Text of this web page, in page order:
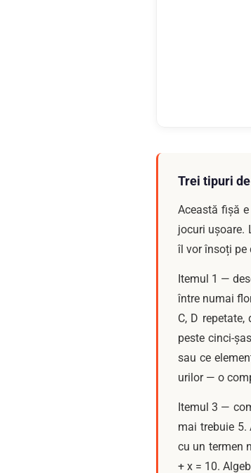
Trei tipuri
Această fișă
jocuri ușoare.
îl vor însoți pe
Itemul 1 —
între numai
C, D
peste cinci-
sau ce
urilor — o
Itemul 3 —
mai trebuie 5.
cu un termen
+ x = 10.